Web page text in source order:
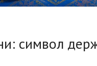
символ